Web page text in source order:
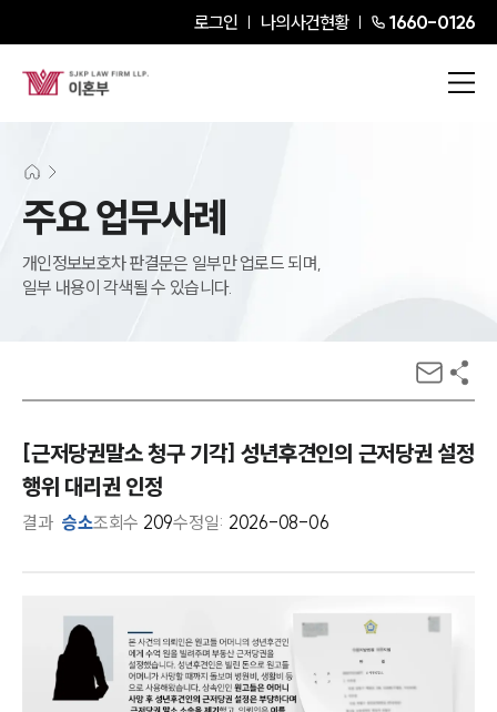
로그인 나의사건현황 1660-0126
주요 업무사례
개인정보보호차 판결문은 일부만 업로드 되며,
일부 내용이 각색될 수 있습니다.
[근저당권말소 청구 기각] 성년후견인의 근저당권 설정
행위 대리권 인정
결과 승소조회수 209수정일: 2026-08-06